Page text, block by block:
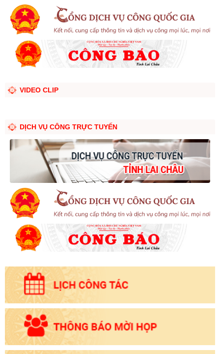
VIDEO CLIP
DỊCH VỤ CÔNG TRỰC TUYẾN